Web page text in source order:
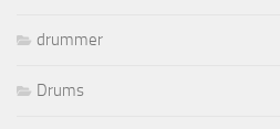
drummer
Drums